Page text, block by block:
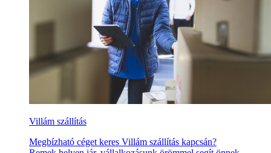
Villám szállítás
Megbízható céget keres Villám szállítás kapcsán?